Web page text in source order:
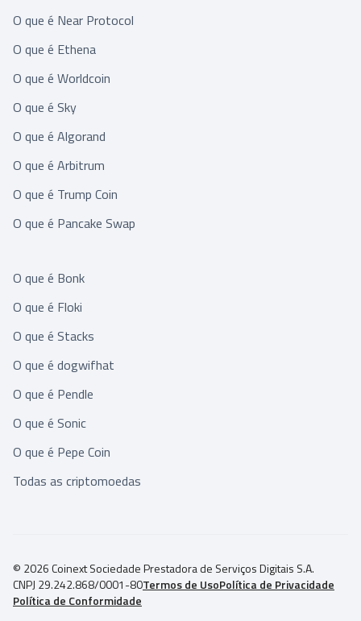
O que é Near Protocol
O que é Ethena
O que é Worldcoin
O que é Sky
O que é Algorand
O que é Arbitrum
O que é Trump Coin
O que é Pancake Swap
O que é Bonk
O que é Floki
O que é Stacks
O que é dogwifhat
O que é Pendle
O que é Sonic
O que é Pepe Coin
Todas as criptomoedas
© 2026 Coinext Sociedade Prestadora de Serviços Digitais S.A.
CNPJ 29.242.868/0001-80Termos de UsoPolítica de Privacidade
Política de Conformidade